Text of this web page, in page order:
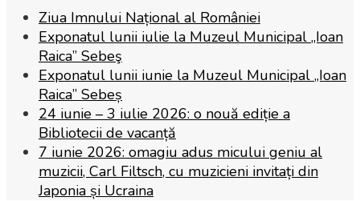
Ziua Imnului Național al României
Exponatul lunii iulie la Muzeul Municipal „Ioan
Raica” Sebeş
Exponatul lunii iunie la Muzeul Municipal „Ioan
Raica” Sebeș
24 iunie – 3 iulie 2026: o nouă ediție a
Bibliotecii de vacanță
7 iunie 2026: omagiu adus micului geniu al
muzicii, Carl Filtsch, cu muzicieni invitați din
Japonia și Ucraina